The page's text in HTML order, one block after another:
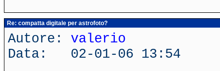
Re: compatta digitale per astrofoto?
Autore: valerio
Data: 02-01-06 13:54